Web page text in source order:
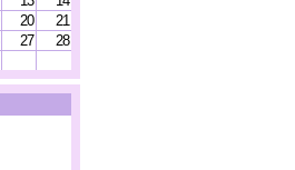
20
21
27
28